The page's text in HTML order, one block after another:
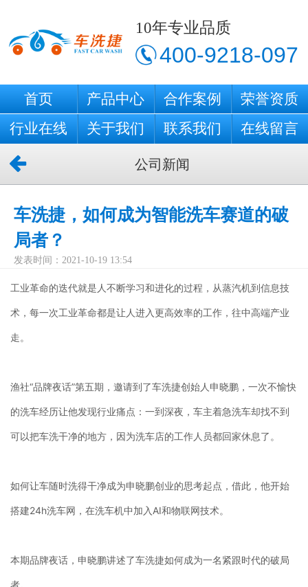
10年专业品质
400-9218-097
首页 产品中心 合作案例
荣誉资质
行业在线
关于我们 联系我们 在线留言
公司新闻
车洗捷，如何成为智能洗车赛道的破
局者？
发表时间：2021-10-19 13:54
工业革命的迭代就是人不断学习和进化的过程，从蒸汽机到信息技
术，每一次工业革命都是让人进入更高效率的工作，往中高端产业
走。
渔社“品牌夜话”第五期，邀请到了车洗捷创始人申晓鹏，一次不愉快
的洗车经历让他发现行业痛点：一到深夜，车主着急洗车却找不到
可以把车洗干净的地方，因为洗车店的工作人员都回家休息了。
如何让车随时洗得干净成为申晓鹏创业的思考起点，借此，他开始
搭建24h洗车网，在洗车机中加入AI和物联网技术。
本期品牌夜话，申晓鹏讲述了车洗捷如何成为一名紧跟时代的破局
者。